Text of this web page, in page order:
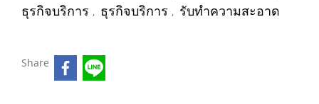
ธุรกิจบริการ , ธุรกิจบริการ , รับทำความสะอาด
Share